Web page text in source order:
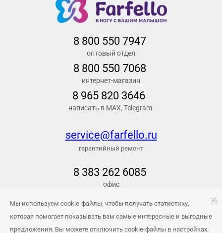
8 800 550 7947
оптовый отдел
8 800 550 7068
интернет-магазин
8 965 820 3646
написать в MAX, Telegram
service@farfello.ru
гарантийный ремонт
8 383 262 6085
офис
РЕЖИМ РАБОТЫ
Мы используем cookie-файлы, чтобы получать статистику,
которая помогает показывать вам самые интересные и выгодные
предложения. Вы можете отключить cookie-файлы в настройках.